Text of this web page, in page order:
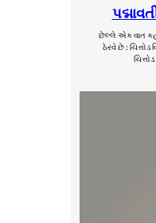
છેલ્લે એક વાત
ઠેરવે છે :